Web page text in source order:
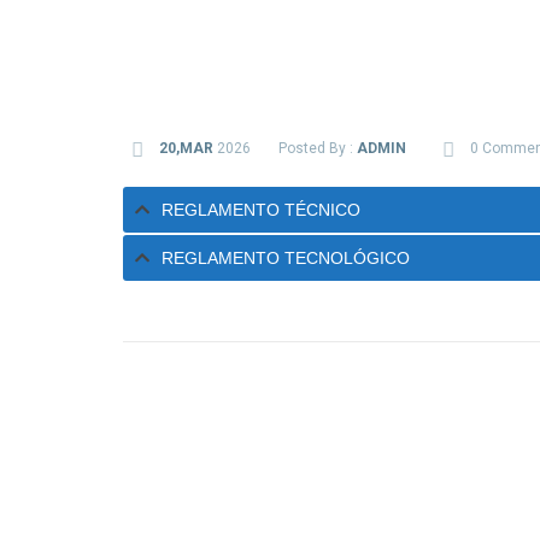
20,MAR 2026 Posted By : ADMIN 0
REGLAMENTO TÉCNICO
REGLAMENTO TECNOLÓGICO